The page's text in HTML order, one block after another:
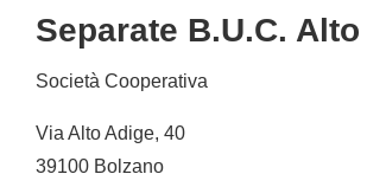
Separate B.U.C.
Società Cooperativa
Via Alto Adige, 40
39100 Bolzano